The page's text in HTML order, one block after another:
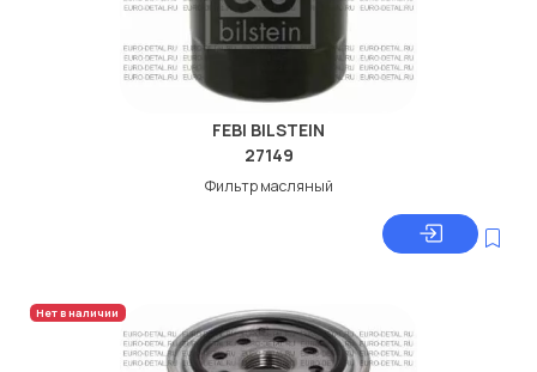
FEBI BILSTEIN
27149
Фильтр масляный
Нет в наличии